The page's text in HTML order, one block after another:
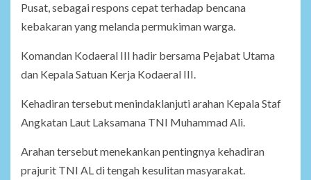
Pusat, sebagai respons cepat terhadap bencana
kebakaran yang melanda permukiman warga.
Komandan Kodaeral III hadir bersama Pejabat Utama
dan Kepala Satuan Kerja Kodaeral III.
Kehadiran tersebut menindaklanjuti arahan Kepala Staf
Angkatan Laut Laksamana TNI Muhammad Ali.
Arahan tersebut menekankan pentingnya kehadiran
prajurit TNI AL di tengah kesulitan masyarakat.